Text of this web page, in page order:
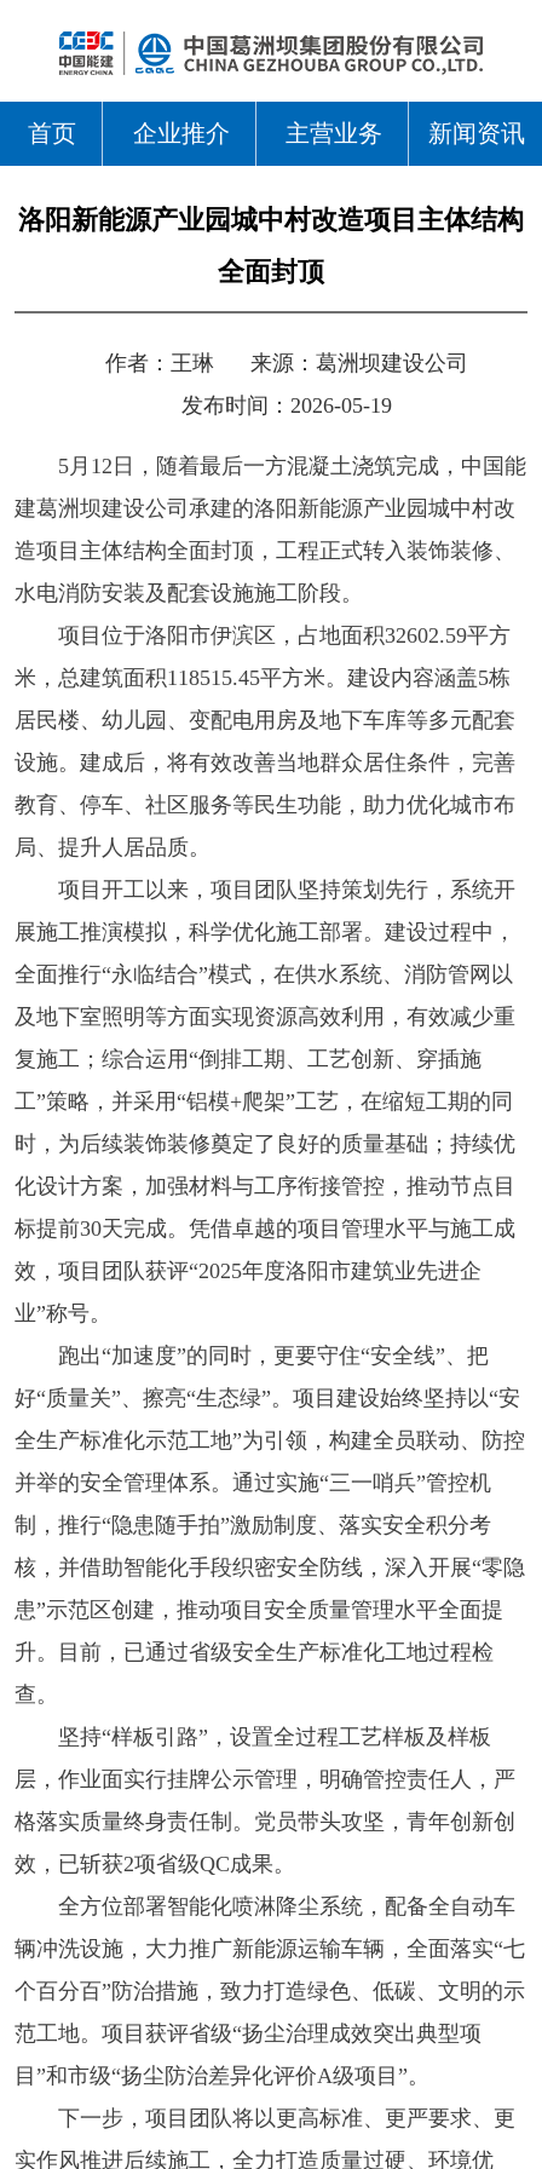
首页 企业推介 主营业务 新闻资讯
洛阳新能源产业园城中村改造项目主体结构
全面封顶
作者： 王琳 来源： 葛洲坝建设公司
发布时间：2026-05-19
5月12日，随着最后一方混凝土浇筑完成，中国能
建葛洲坝建设公司承建的洛阳新能源产业园城中村改
造项目主体结构全面封顶，工程正式转入装饰装修、
水电消防安装及配套设施施工阶段。
项目位于洛阳市伊滨区，占地面积32602.59平方
米，总建筑面积118515.45平方米。建设内容涵盖5栋
居民楼、幼儿园、变配电用房及地下车库等多元配套
设施。建成后，将有效改善当地群众居住条件，完善
教育、停车、社区服务等民生功能，助力优化城市布
局、提升人居品质。
项目开工以来，项目团队坚持策划先行，系统开
展施工推演模拟，科学优化施工部署。建设过程中，
全面推行“永临结合”模式，在供水系统、消防管网以
及地下室照明等方面实现资源高效利用，有效减少重
复施工；综合运用“倒排工期、工艺创新、穿插施
工”策略，并采用“铝模+爬架”工艺，在缩短工期的同
时，为后续装饰装修奠定了良好的质量基础；持续优
化设计方案，加强材料与工序衔接管控，推动节点目
标提前30天完成。凭借卓越的项目管理水平与施工成
效，项目团队获评“2025年度洛阳市建筑业先进企
业”称号。
跑出“加速度”的同时，更要守住“安全线”、把
好“质量关”、擦亮“生态绿”。项目建设始终坚持以“安
全生产标准化示范工地”为引领，构建全员联动、防控
并举的安全管理体系。通过实施“三一哨兵”管控机
制，推行“隐患随手拍”激励制度、落实安全积分考
核，并借助智能化手段织密安全防线，深入开展“零隐
患”示范区创建，推动项目安全质量管理水平全面提
升。目前，已通过省级安全生产标准化工地过程检
查。
坚持“样板引路”，设置全过程工艺样板及样板
层，作业面实行挂牌公示管理，明确管控责任人，严
格落实质量终身责任制。党员带头攻坚，青年创新创
效，已斩获2项省级QC成果。
全方位部署智能化喷淋降尘系统，配备全自动车
辆冲洗设施，大力推广新能源运输车辆，全面落实“七
个百分百”防治措施，致力打造绿色、低碳、文明的示
范工地。项目获评省级“扬尘治理成效突出典型项
目”和市级“扬尘防治差异化评价A级项目”。
下一步，项目团队将以更高标准、更严要求、更
实作风推进后续施工，全力打造质量过硬、环境优